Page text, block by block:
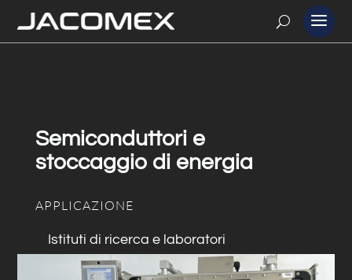
Semiconduttori e
stoccaggio di energia
APPLICAZIONE
Istituti di ricerca e laboratori